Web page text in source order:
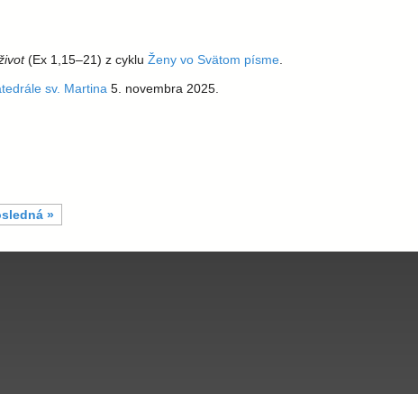
(Ex 1,15–21) z cyklu Ženy vo Svätom písme
sv. Martina 5. novembra 2025.
»